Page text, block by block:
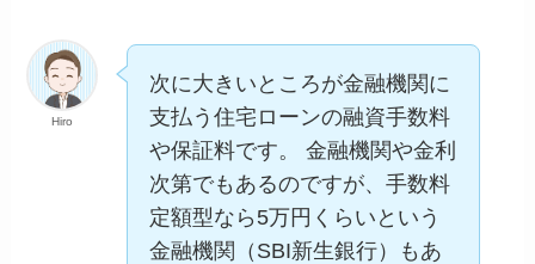
Hiro
次に大きいところが金融機関に
支払う住宅ローンの融資手数料
や保証料です。 金融機関や金利
次第でもあるのですが、手数料
定額型なら5万円くらいという
金融機関（SBI新生銀行）もあ